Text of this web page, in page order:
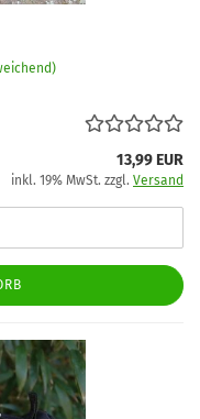
13,99 EUR
inkl. 19% MwSt. zzgl. Versand